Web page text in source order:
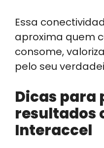
Essa
aproxima quem
consome,
pelo seu
Dicas para
resultados
Interaccel